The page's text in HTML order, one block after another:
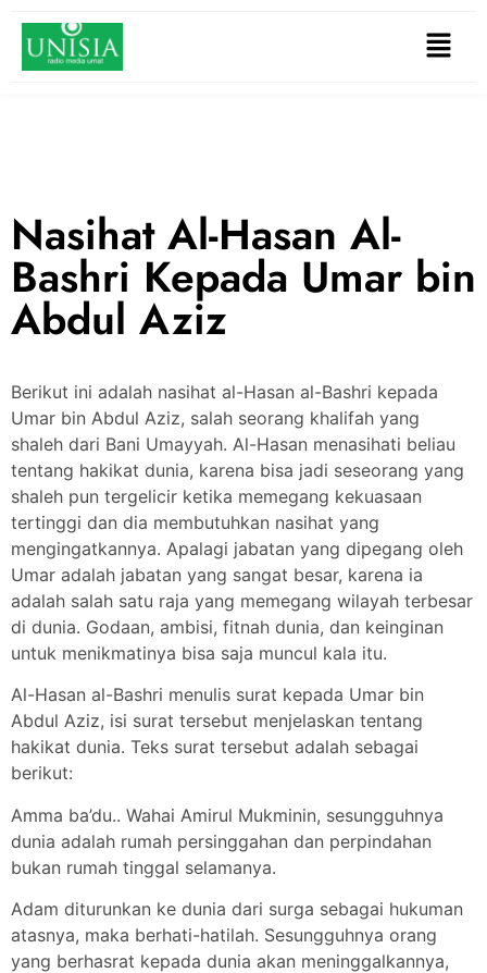
Nasihat Al-Hasan Al-
Bashri Kepada Umar bin
Abdul Aziz
Berikut ini adalah nasihat al-Hasan al-Bashri kepada
Umar bin Abdul Aziz, salah seorang khalifah yang
shaleh dari Bani Umayyah. Al-Hasan menasihati beliau
tentang hakikat dunia, karena bisa jadi seseorang yang
shaleh pun tergelicir ketika memegang kekuasaan
tertinggi dan dia membutuhkan nasihat yang
mengingatkannya. Apalagi jabatan yang dipegang oleh
Umar adalah jabatan yang sangat besar, karena ia
adalah salah satu raja yang memegang wilayah terbesar
di dunia. Godaan, ambisi, fitnah dunia, dan keinginan
untuk menikmatinya bisa saja muncul kala itu.
Al-Hasan al-Bashri menulis surat kepada Umar bin
Abdul Aziz, isi surat tersebut menjelaskan tentang
hakikat dunia. Teks surat tersebut adalah sebagai
berikut:
Amma ba’du.. Wahai Amirul Mukminin, sesungguhnya
dunia adalah rumah persinggahan dan perpindahan
bukan rumah tinggal selamanya.
Adam diturunkan ke dunia dari surga sebagai hukuman
atasnya, maka berhati-hatilah. Sesungguhnya orang
yang berhasrat kepada dunia akan meninggalkannya,